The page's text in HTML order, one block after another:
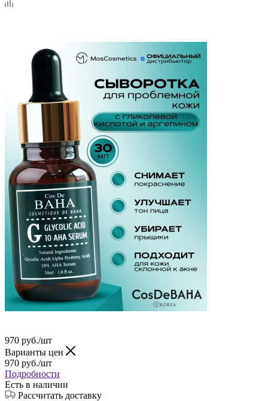
970 руб./шт
Варианты цен
970 руб./шт
Подробности
Есть в наличии
Рассчитать доставку